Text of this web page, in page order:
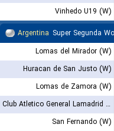
Vinhedo U19 (W)
Argentina Super Segunda
Lomas del Mirador (W)
Huracan de San Justo (W)
Lomas de Zamora (W)
Club Atletico General Lamadrid (W)
San Fernando (W)